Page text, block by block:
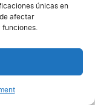
únicas en
afectar